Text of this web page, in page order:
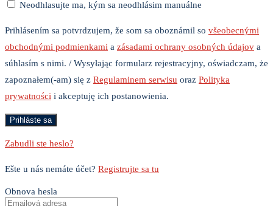
Neodhlasujte ma, kým sa neodhlásim manuálne
Prihlásením sa potvrdzujem, že som sa oboznámil so všeobecnými
obchodnými podmienkami a zásadami ochrany osobných údajov a
súhlasím s nimi. / Wysyłając formularz rejestracyjny, oświadczam, że
zapoznałem(-am) się z Regulaminem serwisu oraz Polityka
prywatności i akceptuję ich postanowienia.
Zabudli ste heslo?
Ešte u nás nemáte účet? Registrujte sa tu
Obnova hesla